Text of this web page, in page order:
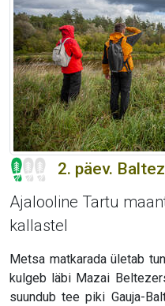
2. päev.
Ajalooline Tartu
kallastel
Metsa matkarada ületab
kulgeb läbi Mazai
suundub tee piki Gauja-